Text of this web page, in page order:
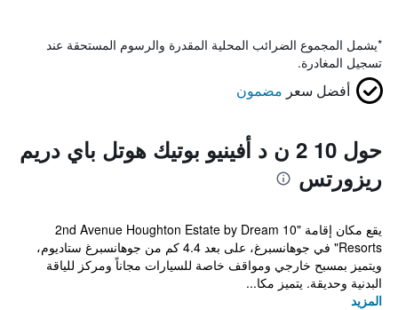
*يشمل المجموع الضرائب المحلية المقدرة والرسوم المستحقة عند
تسجيل المغادرة.
أفضل سعر مضمون
حول 10 2 ن د أفينيو بوتيك هوتل باي دريم
ريزورتس
يقع مكان إقامة "10 2nd Avenue Houghton Estate by Dream
Resorts" في جوهانسبرغ، على بعد 4.4 كم من جوهانسبرغ ستاديوم،
ويتميز بمسبح خارجي ومواقف خاصة للسيارات مجاناً ومركز للياقة
البدنية وحديقة. يتميز مكا...
المزيد